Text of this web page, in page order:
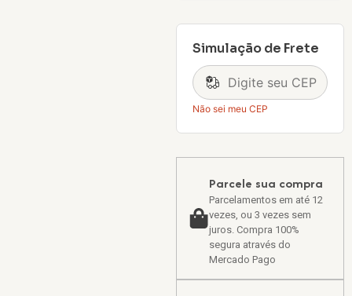
Simulação de Frete
Não sei meu CEP
Parcele sua compra
Parcelamentos em até 12
vezes, ou 3 vezes sem
juros. Compra 100%
segura através do
Mercado Pago